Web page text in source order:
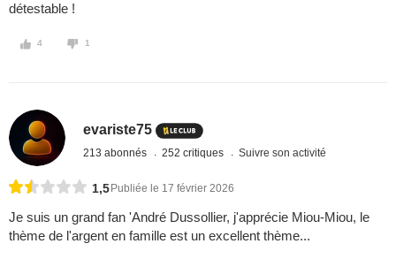
détestable !
4 1
evariste75
213 abonnés 252 critiques Suivre son activité
1,5 Publiée le 17 février 2026
Je suis un grand fan 'André Dussollier, j'apprécie Miou-Miou, le
thème de l'argent en famille est un excellent thème...